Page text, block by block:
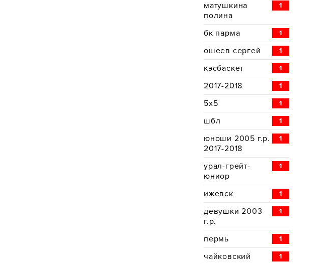
1
матушкина
полина
1
бк парма
1
ошеев сергей
1
кэсбаскет
1
2017-2018
1
5х5
1
шбл
1
юноши 2005 г.р.
2017-2018
1
урал-грейт-
юниор
1
ижевск
1
девушки 2003
г.р.
1
пермь
1
чайковский